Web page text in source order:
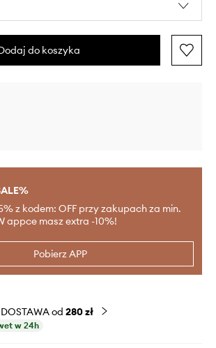
do koszyka
z kodem: OFF przy zakupach za min.
appce masz extra -10%!
Pobierz APP
od 280 zł
w 24h